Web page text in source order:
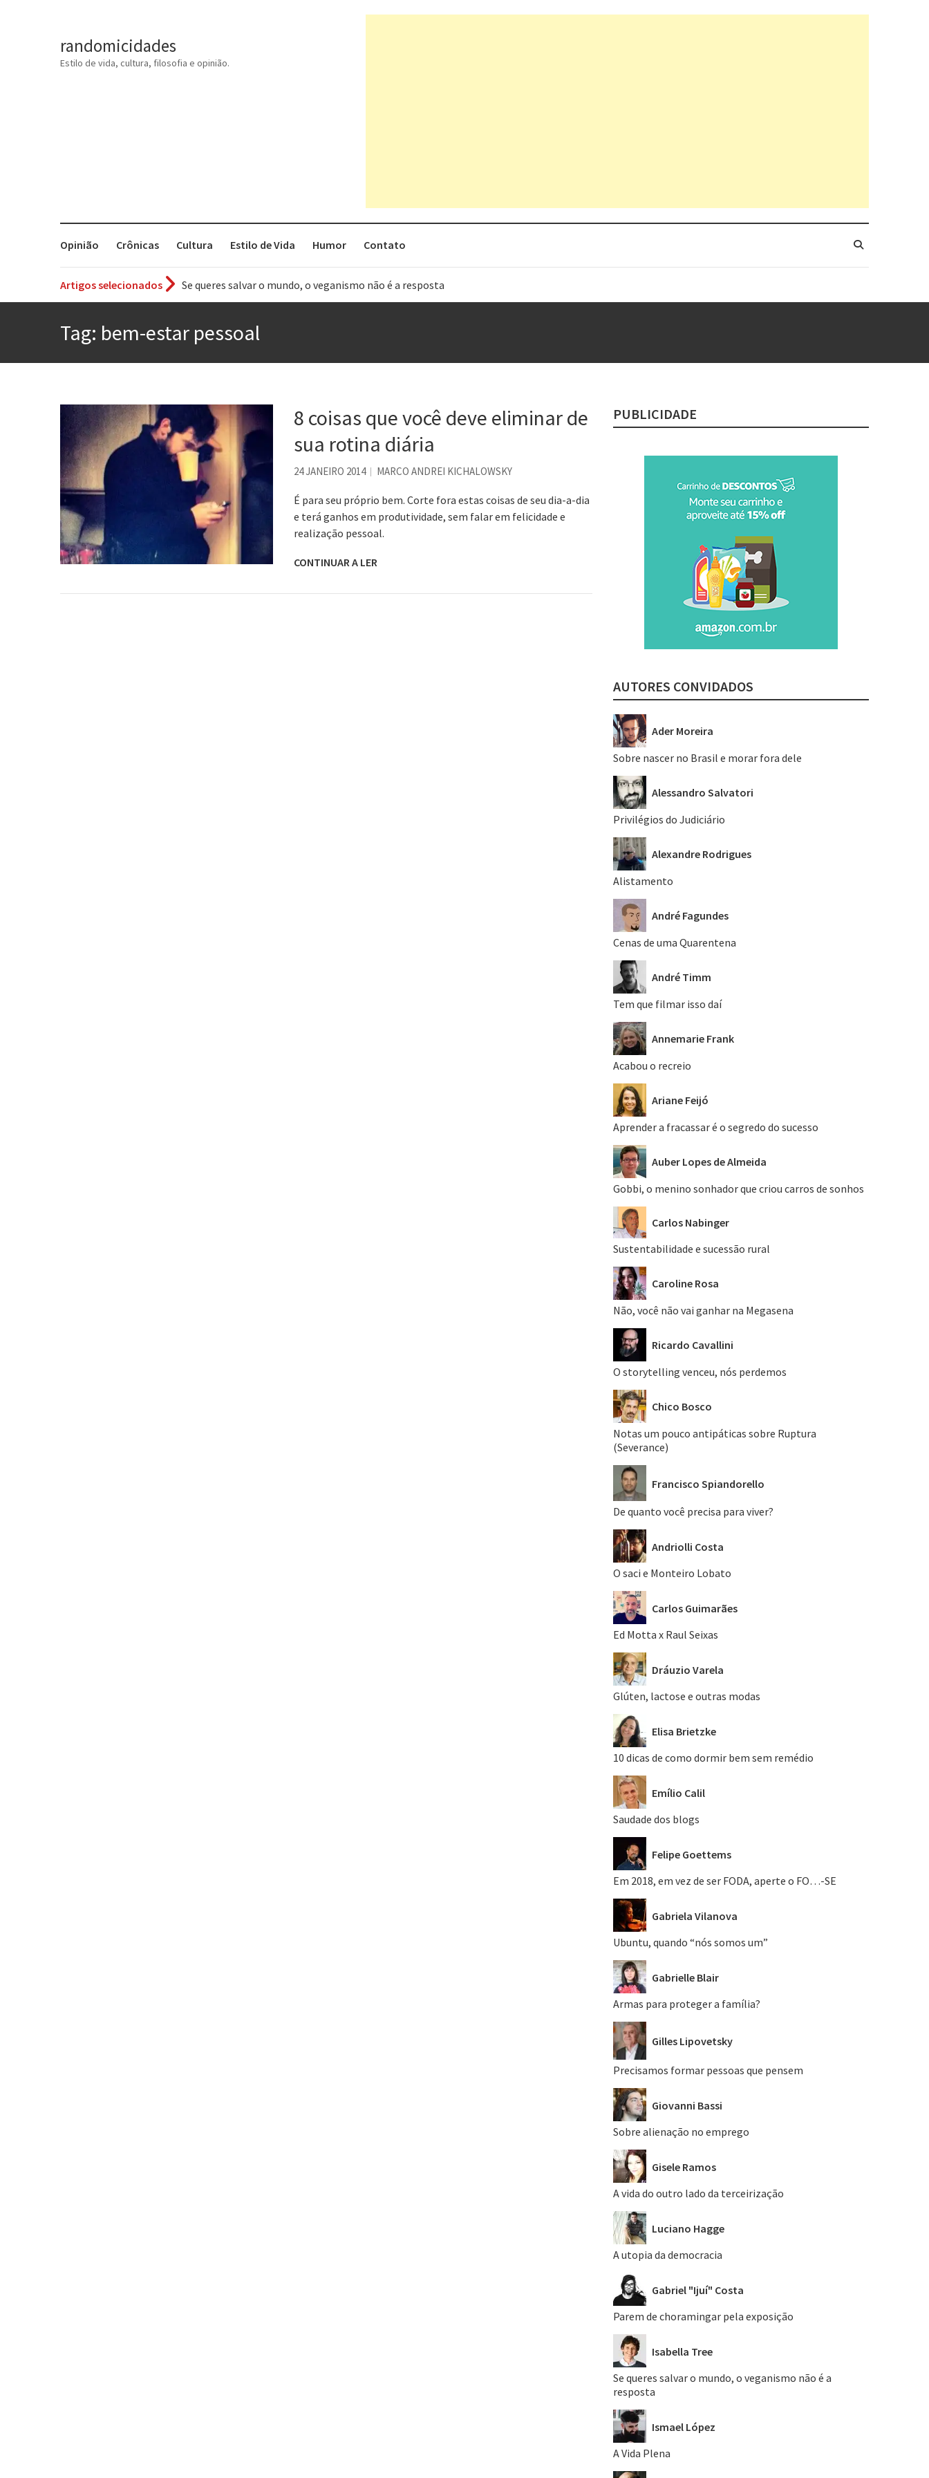
randomicidades
Estilo de vida, cultura, filosofia e opinião.
Opinião Crônicas Cultura Estilo de Vida Humor Contato
Artigos selecionados
Tem que filmar isso daí
Aprender a fracassar é o segredo do sucesso
Contardo Calligaris prega o “direito à tristeza”
Os causos de Jorge Luis Borges
Voto obrigatório é correto?
Se queres salvar o mundo, o veganismo não é a resposta
Tag: bem-estar pessoal
8 coisas que você deve eliminar de
sua rotina diária
24 JANEIRO 2014 MARCO ANDREI KICHALOWSKY
É para seu próprio bem. Corte fora estas coisas de seu dia-a-dia
e terá ganhos em produtividade, sem falar em felicidade e
realização pessoal.
CONTINUAR A LER
PUBLICIDADE
AUTORES CONVIDADOS
Ader Moreira
Sobre nascer no Brasil e morar fora dele
Alessandro Salvatori
Privilégios do Judiciário
Alexandre Rodrigues
Alistamento
André Fagundes
Cenas de uma Quarentena
André Timm
Tem que filmar isso daí
Annemarie Frank
Acabou o recreio
Ariane Feijó
Aprender a fracassar é o segredo do sucesso
Auber Lopes de Almeida
Gobbi, o menino sonhador que criou carros de sonhos
Carlos Nabinger
Sustentabilidade e sucessão rural
Caroline Rosa
Não, você não vai ganhar na Megasena
Ricardo Cavallini
O storytelling venceu, nós perdemos
Chico Bosco
Notas um pouco antipáticas sobre Ruptura
(Severance)
Francisco Spiandorello
De quanto você precisa para viver?
Andriolli Costa
O saci e Monteiro Lobato
Carlos Guimarães
Ed Motta x Raul Seixas
Dráuzio Varela
Glúten, lactose e outras modas
Elisa Brietzke
10 dicas de como dormir bem sem remédio
Emílio Calil
Saudade dos blogs
Felipe Goettems
Em 2018, em vez de ser FODA, aperte o FO…-SE
Gabriela Vilanova
Ubuntu, quando “nós somos um”
Gabrielle Blair
Armas para proteger a família?
Gilles Lipovetsky
Precisamos formar pessoas que pensem
Giovanni Bassi
Sobre alienação no emprego
Gisele Ramos
A vida do outro lado da terceirização
Luciano Hagge
A utopia da democracia
Gabriel "Ijuí" Costa
Parem de choramingar pela exposição
Isabella Tree
Se queres salvar o mundo, o veganismo não é a
resposta
Ismael López
A Vida Plena